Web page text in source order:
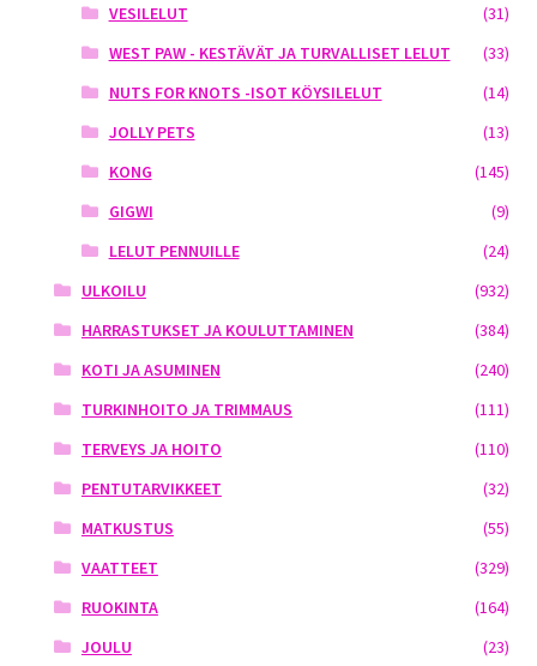
VESILELUT
(31)
WEST PAW - KESTÄVÄT JA TURVALLISET LELUT
(33)
NUTS FOR KNOTS -ISOT KÖYSILELUT
(14)
JOLLY PETS
(13)
KONG
(145)
GIGWI
(9)
LELUT PENNUILLE
(24)
ULKOILU
(932)
HARRASTUKSET JA KOULUTTAMINEN
(384)
KOTI JA ASUMINEN
(240)
TURKINHOITO JA TRIMMAUS
(111)
TERVEYS JA HOITO
(110)
PENTUTARVIKKEET
(32)
MATKUSTUS
(55)
VAATTEET
(329)
RUOKINTA
(164)
JOULU
(23)